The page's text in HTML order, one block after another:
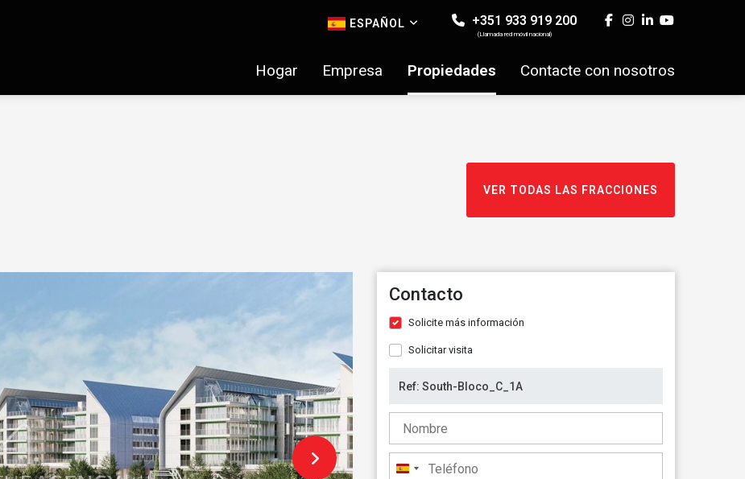
ESPAÑOL +351 933 919 200
(Llamada red móvil nacional)
Hogar Empresa Propiedades Contacte con nosotros
VER TODAS LAS FRACCIONES
Contacto
Solicite más información
Solicitar visita
España